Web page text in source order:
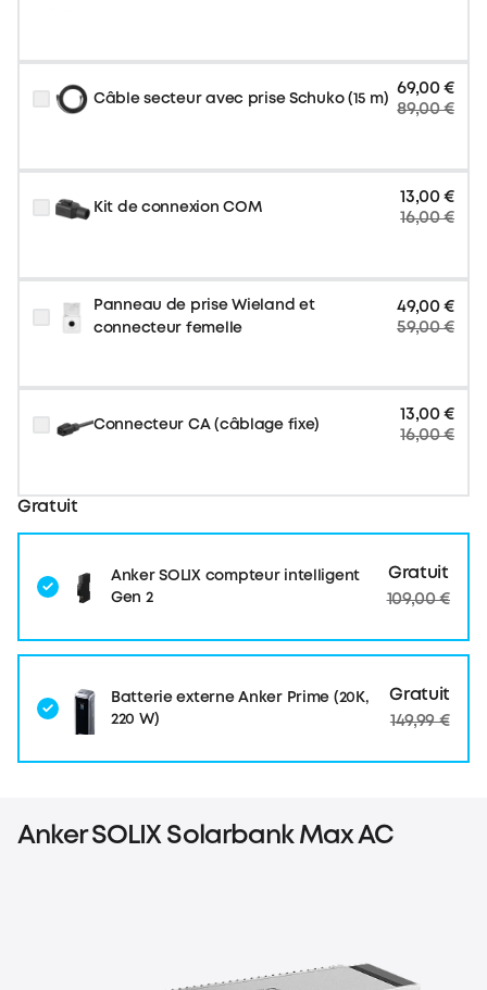
Câble secteur avec prise Schuko (15 m)
69,00 €
89,00 €
Kit de connexion COM
13,00 €
16,00 €
Panneau de prise Wieland et
connecteur femelle
49,00 €
59,00 €
Connecteur CA (câblage fixe)
13,00 €
16,00 €
Gratuit
Anker SOLIX compteur intelligent
Gen 2
Gratuit
109,00 €
Batterie externe Anker Prime (20K,
220 W)
Gratuit
149,99 €
Anker SOLIX Solarbank Max AC